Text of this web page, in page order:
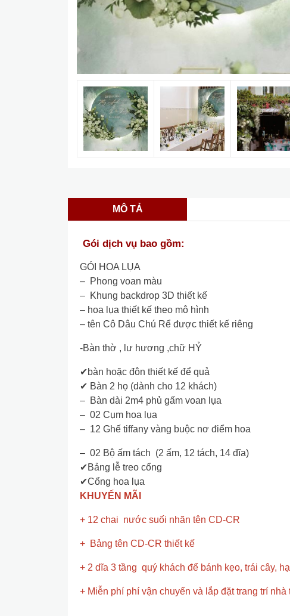
MÔ TẢ
Gói dịch vụ bao gồm:
GÓI HOA LỤA
– Phong voan màu
– Khung backdrop 3D thiết kế
– hoa lụa thiết kế theo mô hình
– tên Cô Dâu Chú Rể được thiết kế riêng
-Bàn thờ , lư hương ,chữ HỶ
✔bàn hoặc đôn thiết kế để quả
✔ Bàn 2 họ (dành cho 12 khách)
– Bàn dài 2m4 phủ gấm voan lụa
– 02 Cụm hoa lụa
– 12 Ghế tiffany vàng buộc nơ điểm hoa
– 02 Bộ ấm tách (2 ấm, 12 tách, 14 đĩa)
✔Bảng lễ treo cổng
✔Cổng hoa lụa
KHUYẾN MÃI
+ 12 chai nước suối nhãn tên CD-CR
+ Bảng tên CD-CR thiết kế
+ 2 dĩa 3 tầng quý khách để bánh kẹo, trái cây,
+ Miễn phí phí vận chuyển và lắp đặt trang trí